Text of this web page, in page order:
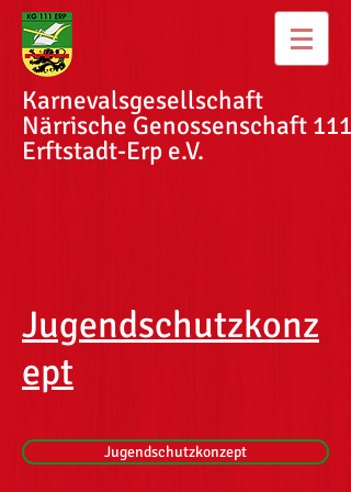
Karnevalsgesellschaft
Närrische Genossenschaft 111
Erftstadt-Erp e.V.
Jugendschutzkonz
ept
Jugendschutzkonzept